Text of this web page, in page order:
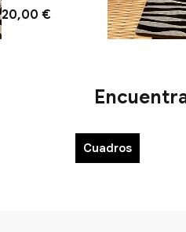
20,00 €
Cuadros